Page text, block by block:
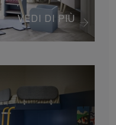
VEDI DI PIÙ